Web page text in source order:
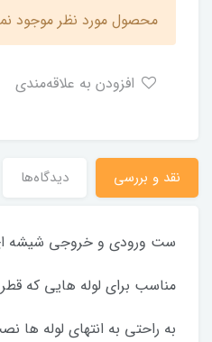
محصول مورد نظر موجود
نقد و بررسی دیدگاه‌ها
ست ورودی و خروجی شیشه
مناسب برای لوله هایی که قطر داخلی 12
به راحتی به انتهای لوله ها